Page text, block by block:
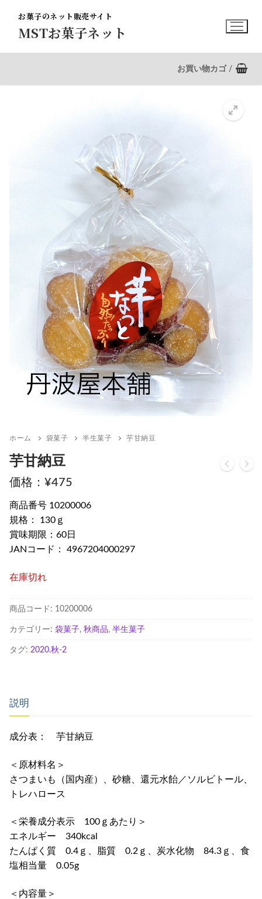
MSTお菓子ネット
お菓子のネット販売サイト
お買い物カゴ /
ホーム 袋菓子 半生菓子 芋甘納豆
芋甘納豆
¥475
商品番号 10200006
規格： 130ｇ
賞味期限：60日
JANコード： 4967204000297
在庫切れ
商品コード: 10200006
カテゴリー: 袋菓子, 秋商品, 半生菓子
タグ: 2020.秋-2
説明
成分表： 芋甘納豆
＜原材料名＞
さつまいも（国内産）、砂糖、還元水飴／ソルビトール、
トレハロース
＜栄養成分表示 100ｇあたり＞
エネルギー 340kcal
たんぱく質 0.4ｇ、脂質 0.2ｇ、炭水化物 84.3ｇ、食
塩相当量 0.05g
＜内容量＞